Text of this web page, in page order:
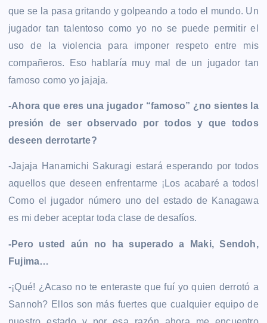
que se la pasa gritando y golpeando a todo el mundo. Un
jugador tan talentoso como yo no se puede permitir el
uso de la violencia para imponer respeto entre mis
compañeros. Eso hablaría muy mal de un jugador tan
famoso como yo jajaja.
-Ahora que eres una jugador “famoso” ¿no sientes la
presión de ser observado por todos y que todos
deseen derrotarte?
-Jajaja Hanamichi Sakuragi estará esperando por todos
aquellos que deseen enfrentarme ¡Los acabaré a todos!
Como el jugador número uno del estado de Kanagawa
es mi deber aceptar toda clase de desafíos.
-Pero usted aún no ha superado a Maki, Sendoh,
Fujima…
-¡Qué! ¿Acaso no te enteraste que fuí yo quien derrotó a
Sannoh? Ellos son más fuertes que cualquier equipo de